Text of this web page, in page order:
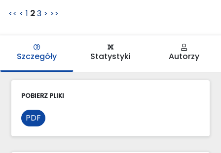
<< < 1 23 > >>
Szczegóły Statystyki Autorzy
POBIERZ PLIKI
PDF